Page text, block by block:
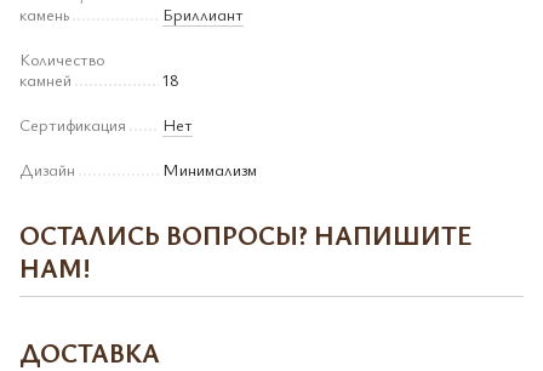
камень
Бриллиант
Количество
камней
18
Сертификация
Нет
Дизайн
Минимализм
ОСТАЛИСЬ ВОПРОСЫ? НАПИШИТЕ
НАМ!
ДОСТАВКА